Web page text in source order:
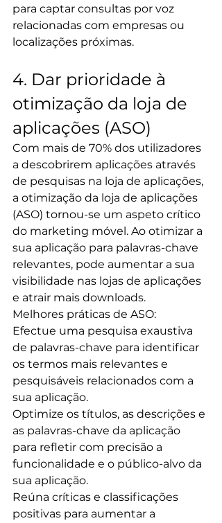
para captar consultas por voz
relacionadas com empresas ou
localizações próximas.
4. Dar prioridade à
otimização da loja de
aplicações (ASO)
Com mais de 70% dos utilizadores
a descobrirem aplicações através
de pesquisas na loja de aplicações,
a otimização da loja de aplicações
(ASO) tornou-se um aspeto crítico
do marketing móvel. Ao otimizar a
sua aplicação para palavras-chave
relevantes, pode aumentar a sua
visibilidade nas lojas de aplicações
e atrair mais downloads.
Melhores práticas de ASO:
Efectue uma pesquisa exaustiva
de palavras-chave para identificar
os termos mais relevantes e
pesquisáveis relacionados com a
sua aplicação.
Optimize os títulos, as descrições e
as palavras-chave da aplicação
para refletir com precisão a
funcionalidade e o público-alvo da
sua aplicação.
Reúna críticas e classificações
positivas para aumentar a